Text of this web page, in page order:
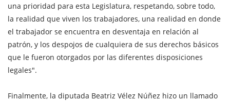
una prioridad para esta Legislatura, respetando, sobre todo,
la realidad que viven los trabajadores, una realidad en donde
el trabajador se encuentra en desventaja en relación al
patrón, y los despojos de cualquiera de sus derechos básicos
que le fueron otorgados por las diferentes disposiciones
legales".
Finalmente, la diputada Beatriz Vélez Núñez hizo un llamado